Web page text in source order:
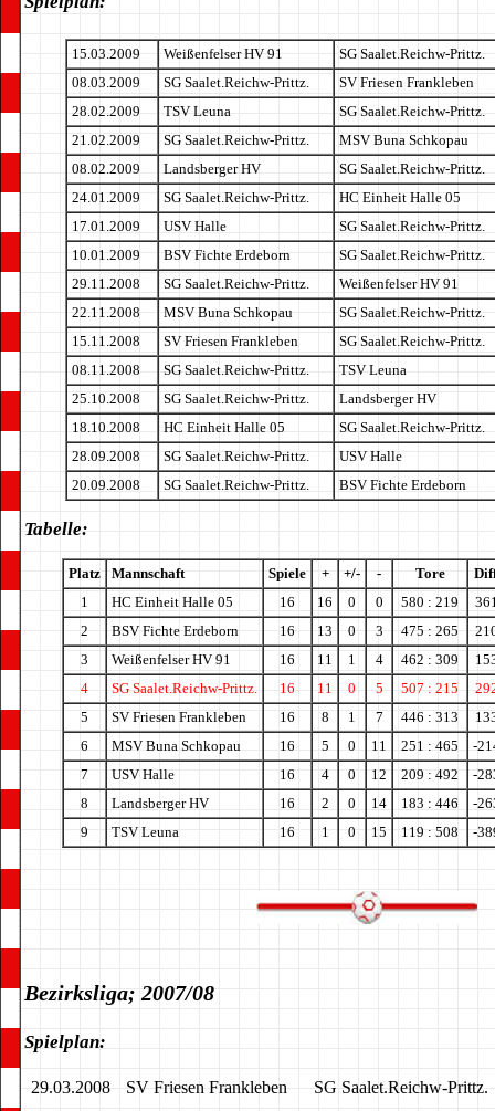
15.03.2009 Weißenfelser HV 91
SG Saalet.Reichw-Prittz.
08.03.2009
SG Saalet.Reichw-Prittz.
SV Friesen Frankleben
28.02.2009
TSV Leuna
SG Saalet.Reichw-Prittz.
21.02.2009
SG Saalet.Reichw-Prittz.
MSV Buna Schkopau
08.02.2009
Landsberger HV
SG Saalet.Reichw-Prittz.
24.01.2009
SG Saalet.Reichw-Prittz.
HC Einheit Halle 05
17.01.2009
USV Halle
SG Saalet.Reichw-Prittz.
10.01.2009
BSV Fichte Erdeborn
SG Saalet.Reichw-Prittz.
29.11.2008
SG Saalet.Reichw-Prittz.
Weißenfelser HV 91
22.11.2008
MSV Buna Schkopau
SG Saalet.Reichw-Prittz.
15.11.2008
SV Friesen Frankleben
SG Saalet.Reichw-Prittz.
08.11.2008
SG Saalet.Reichw-Prittz.
TSV Leuna
25.10.2008
SG Saalet.Reichw-Prittz.
Landsberger HV
18.10.2008
HC Einheit Halle 05
SG Saalet.Reichw-Prittz.
28.09.2008
SG Saalet.Reichw-Prittz.
USV Halle
20.09.2008
SG Saalet.Reichw-Prittz. BSV Fichte Erdeborn
Tabelle:
Platz Mannschaft Spiele + +/- - Tore
1
HC Einheit Halle 05 16 16 0 0 580 : 219
2
BSV Fichte Erdeborn 16 13 0 3 475 : 265
3
Weißenfelser HV 91 16 11 1 4 462 : 309
4
SG Saalet.Reichw-Prittz. 16 11 0 5 507 : 215
5
SV Friesen Frankleben 16 8 1 7 446 : 313
6
MSV Buna Schkopau 16 5 0 11 251 : 465
-
7
USV Halle 16 4 0 12 209 : 492
-
8
Landsberger HV 16 2 0 14 183 : 446
-
9
TSV Leuna 16 1 0 15 119 : 508 -
Bezirksliga; 2007/08
Spielplan:
29.03.2008 SV Friesen Frankleben
SG Saalet.Reichw-Prittz.